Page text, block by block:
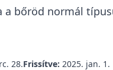
a bőröd normál
28.Frissítve: 2025. jan. 1.